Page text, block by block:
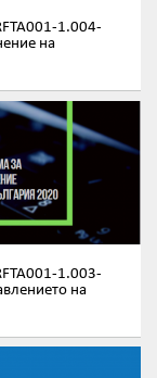
1.004-
на
1.003-
на